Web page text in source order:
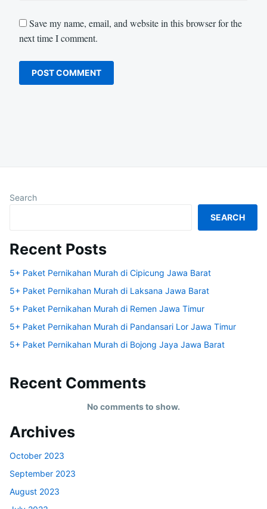
Save my name, email, and website in this browser for the
next time I comment.
Search
SEARCH
Recent Posts
5+ Paket Pernikahan Murah di Cipicung Jawa Barat
5+ Paket Pernikahan Murah di Laksana Jawa Barat
5+ Paket Pernikahan Murah di Remen Jawa Timur
5+ Paket Pernikahan Murah di Pandansari Lor Jawa Timur
5+ Paket Pernikahan Murah di Bojong Jaya Jawa Barat
Recent Comments
No comments to show.
Archives
October 2023
September 2023
August 2023